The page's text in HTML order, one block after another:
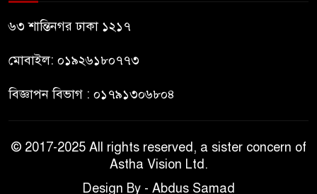
৬৩ শান্তিনগর ঢাকা ১২১৭
মোবাইল: ০১৯২৬১৮০৭৭৩
বিজ্ঞাপন বিভাগ : ০১৭৯১৩০৬৮০৪
© 2017-2025 All rights reserved, a sister concern of
Astha Vision Ltd.
Design By - Abdus Samad